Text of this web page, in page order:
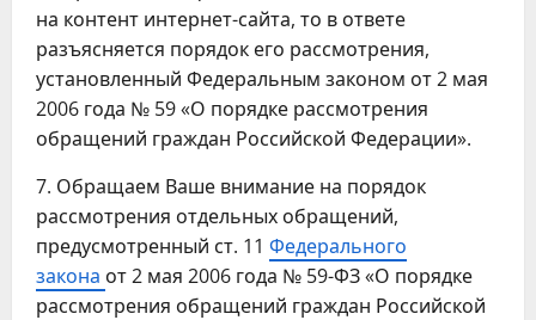
на контент интернет-сайта, то в ответе
разъясняется порядок его рассмотрения,
установленный Федеральным законом от 2 мая
2006 года № 59 «О порядке рассмотрения
обращений граждан Российской Федерации».
7. Обращаем Ваше внимание на порядок
рассмотрения отдельных обращений,
предусмотренный ст. 11 Федерального
закона от 2 мая 2006 года № 59-ФЗ «О порядке
рассмотрения обращений граждан Российской